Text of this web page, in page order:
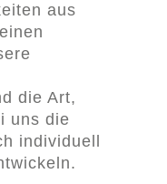
aus
die Art,
uns die
individuell